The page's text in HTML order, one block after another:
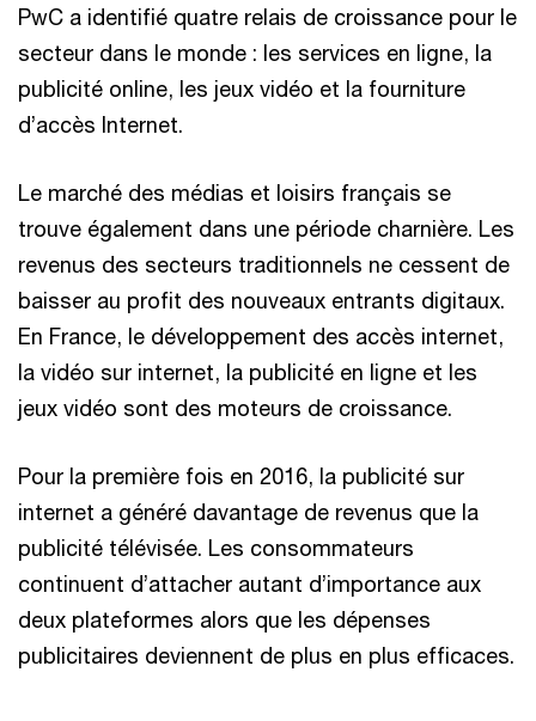
PwC a identifié quatre relais de croissance pour le
secteur dans le monde : les services en ligne, la
publicité online, les jeux vidéo et la fourniture
d’accès Internet.
Le marché des médias et loisirs français se
trouve également dans une période charnière. Les
revenus des secteurs traditionnels ne cessent de
baisser au profit des nouveaux entrants digitaux.
En France, le développement des accès internet,
la vidéo sur internet, la publicité en ligne et les
jeux vidéo sont des moteurs de croissance.
Pour la première fois en 2016, la publicité sur
internet a généré davantage de revenus que la
publicité télévisée. Les consommateurs
continuent d’attacher autant d’importance aux
deux plateformes alors que les dépenses
publicitaires deviennent de plus en plus efficaces.